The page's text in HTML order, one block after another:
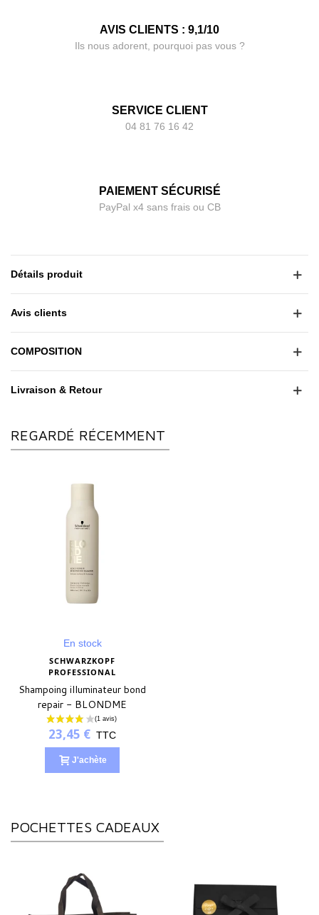
AVIS CLIENTS : 9,1/10
Ils nous adorent, pourquoi pas vous ?
SERVICE CLIENT
04 81 76 16 42
PAIEMENT SÉCURISÉ
PayPal x4 sans frais ou CB
Détails produit
Avis clients
COMPOSITION
Livraison & Retour
REGARDÉ RÉCEMMENT
En stock
SCHWARZKOPF
PROFESSIONAL
Shampoing illuminateur bond
repair - BLONDME
23,45 € TTC
J'achète
POCHETTES CADEAUX